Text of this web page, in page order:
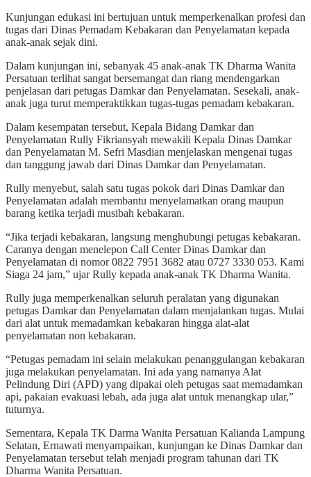
Kunjungan edukasi ini bertujuan untuk memperkenalkan profesi dan
tugas dari Dinas Pemadam Kebakaran dan Penyelamatan kepada
anak-anak sejak dini.
Dalam kunjungan ini, sebanyak 45 anak-anak TK Dharma Wanita
Persatuan terlihat sangat bersemangat dan riang mendengarkan
penjelasan dari petugas Damkar dan Penyelamatan. Sesekali, anak-
anak juga turut memperaktikkan tugas-tugas pemadam kebakaran.
Dalam kesempatan tersebut, Kepala Bidang Damkar dan
Penyelamatan Rully Fikriansyah mewakili Kepala Dinas Damkar
dan Penyelamatan M. Sefri Masdian menjelaskan mengenai tugas
dan tanggung jawab dari Dinas Damkar dan Penyelamatan.
Rully menyebut, salah satu tugas pokok dari Dinas Damkar dan
Penyelamatan adalah membantu menyelamatkan orang maupun
barang ketika terjadi musibah kebakaran.
“Jika terjadi kebakaran, langsung menghubungi petugas kebakaran.
Caranya dengan menelepon Call Center Dinas Damkar dan
Penyelamatan di nomor 0822 7951 3682 atau 0727 3330 053. Kami
Siaga 24 jam,” ujar Rully kepada anak-anak TK Dharma Wanita.
Rully juga memperkenalkan seluruh peralatan yang digunakan
petugas Damkar dan Penyelamatan dalam menjalankan tugas. Mulai
dari alat untuk memadamkan kebakaran hingga alat-alat
penyelamatan non kebakaran.
“Petugas pemadam ini selain melakukan penanggulangan kebakaran
juga melakukan penyelamatan. Ini ada yang namanya Alat
Pelindung Diri (APD) yang dipakai oleh petugas saat memadamkan
api, pakaian evakuasi lebah, ada juga alat untuk menangkap ular,”
tuturnya.
Sementara, Kepala TK Darma Wanita Persatuan Kalianda Lampung
Selatan, Ernawati menyampaikan, kunjungan ke Dinas Damkar dan
Penyelamatan tersebut telah menjadi program tahunan dari TK
Dharma Wanita Persatuan.